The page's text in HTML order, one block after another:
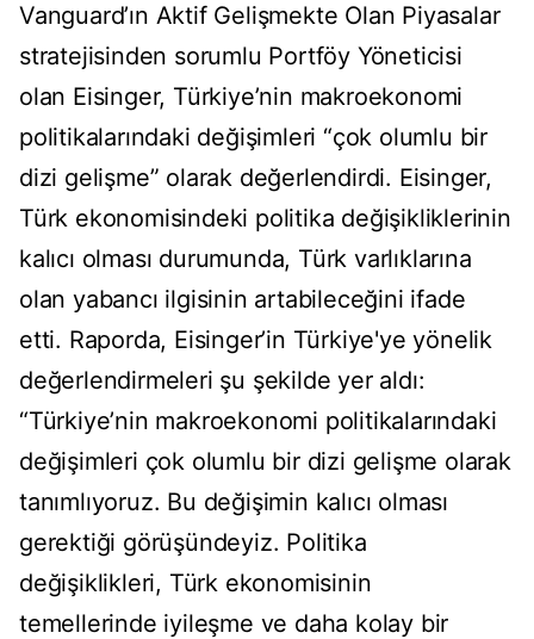
Vanguard’ın Aktif Gelişmekte Olan Piyasalar
stratejisinden sorumlu Portföy Yöneticisi
olan Eisinger, Türkiye’nin makroekonomi
politikalarındaki değişimleri “çok olumlu bir
dizi gelişme” olarak değerlendirdi. Eisinger,
Türk ekonomisindeki politika değişikliklerinin
kalıcı olması durumunda, Türk varlıklarına
olan yabancı ilgisinin artabileceğini ifade
etti. Raporda, Eisinger’in Türkiye'ye yönelik
değerlendirmeleri şu şekilde yer aldı:
“Türkiye’nin makroekonomi politikalarındaki
değişimleri çok olumlu bir dizi gelişme olarak
tanımlıyoruz. Bu değişimin kalıcı olması
gerektiği görüşündeyiz. Politika
değişiklikleri, Türk ekonomisinin
temellerinde iyileşme ve daha kolay bir